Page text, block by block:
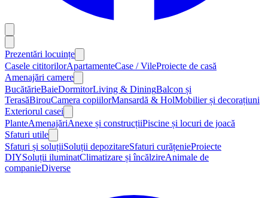
Prezentări locuințe
Casele cititorilorApartamenteCase / VileProiecte de casă
Amenajări camere
BucătărieBaieDormitorLiving & DiningBalcon și
TerasăBirouCamera copiilorMansardă & HolMobilier și decorațiuni
Exteriorul casei
PlanteAmenajăriAnexe și construcțiiPiscine și locuri de joacă
Sfaturi utile
Sfaturi și soluțiiSoluții depozitareSfaturi curățenieProiecte
DIYSoluții iluminatClimatizare și încălzireAnimale de
companieDiverse